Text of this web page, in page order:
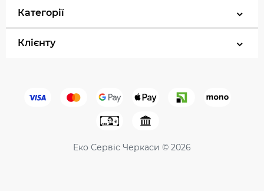
Категорії
Клієнту
Еко Сервіс Черкаси © 2026